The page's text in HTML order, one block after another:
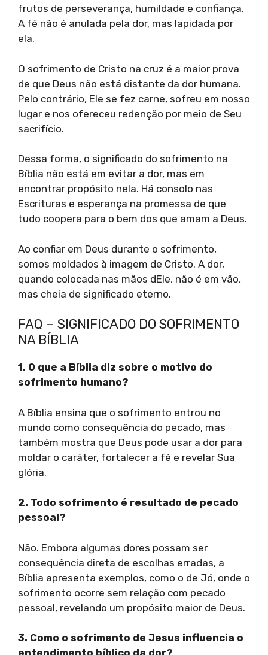
frutos de perseverança, humildade e confiança.
A fé não é anulada pela dor, mas lapidada por
ela.
O sofrimento de Cristo na cruz é a maior prova
de que Deus não está distante da dor humana.
Pelo contrário, Ele se fez carne, sofreu em nosso
lugar e nos ofereceu redenção por meio de Seu
sacrifício.
Dessa forma, o significado do sofrimento na
Bíblia não está em evitar a dor, mas em
encontrar propósito nela. Há consolo nas
Escrituras e esperança na promessa de que
tudo coopera para o bem dos que amam a Deus.
Ao confiar em Deus durante o sofrimento,
somos moldados à imagem de Cristo. A dor,
quando colocada nas mãos dEle, não é em vão,
mas cheia de significado eterno.
FAQ – SIGNIFICADO DO SOFRIMENTO
NA BÍBLIA
1. O que a Bíblia diz sobre o motivo do
sofrimento humano?
A Bíblia ensina que o sofrimento entrou no
mundo como consequência do pecado, mas
também mostra que Deus pode usar a dor para
moldar o caráter, fortalecer a fé e revelar Sua
glória.
2. Todo sofrimento é resultado de pecado
pessoal?
Não. Embora algumas dores possam ser
consequência direta de escolhas erradas, a
Bíblia apresenta exemplos, como o de Jó, onde o
sofrimento ocorre sem relação com pecado
pessoal, revelando um propósito maior de Deus.
3. Como o sofrimento de Jesus influencia o
entendimento bíblico da dor?